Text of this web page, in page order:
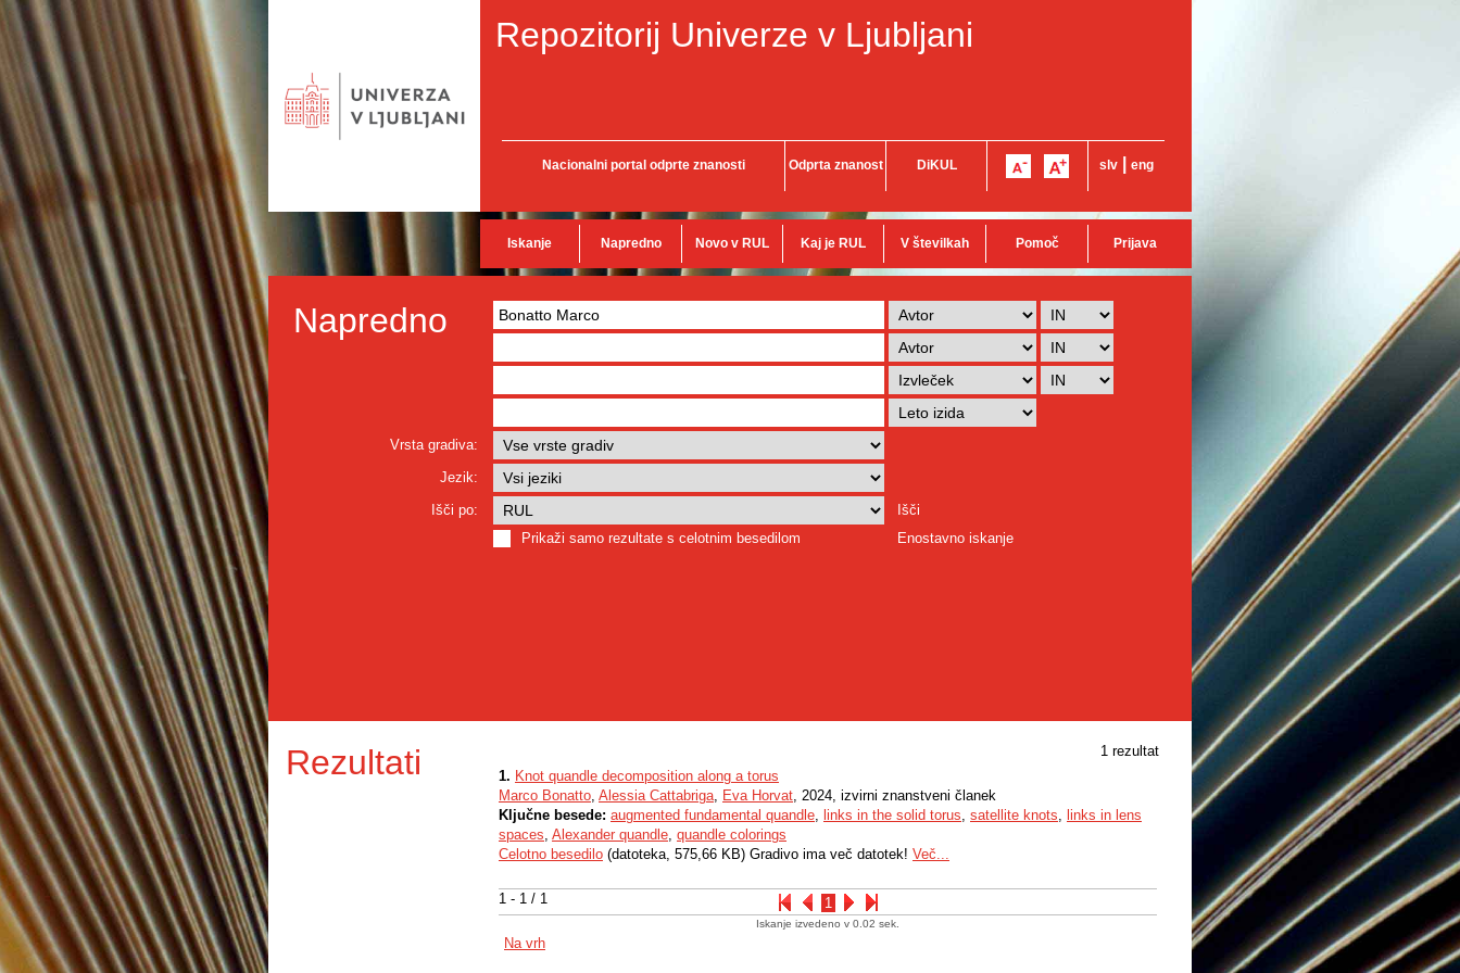
Repozitorij Univerze v Ljubljani
Nacionalni portal odprte znanosti Odprta znanost DiKUL slv eng
Iskanje Napredno Novo v RUL Kaj je RUL V številkah Pomoč Prijava
Napredno
Vrsta gradiva:
Jezik:
Išči po:
Išči
Prikaži samo rezultate s celotnim besedilom
Enostavno iskanje
Rezultati 1 rezultat
1 - 1 / 1 1
1. Knot quandle decomposition along a torus
Marco Bonatto, Alessia Cattabriga, Eva Horvat, 2024, izvirni znanstveni članek
Ključne besede: augmented fundamental quandle, links in the solid torus, satellite knots, links in lens
spaces, Alexander quandle, quandle colorings
Celotno besedilo (datoteka, 575,66 KB) Gradivo ima več datotek! Več...
Iskanje izvedeno v 0.02 sek.
Na vrh